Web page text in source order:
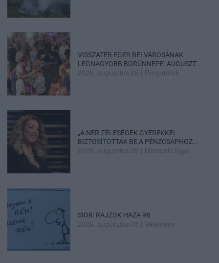
VISSZATÉR EGER BELVÁROSÁNAK
LEGNAGYOBB BORÜNNEPE: AUGUSZT...
2026. augusztus 05 Programok
„A NER-FELESÉGEK GYEREKKEL
BIZTOSÍTOTTÁK BE A PÉNZCSAPHOZ...
2026. augusztus 05 Mindenki ügye
SIOR: RAJZOK HAZA 98.
2026. augusztus 05 Vélemény